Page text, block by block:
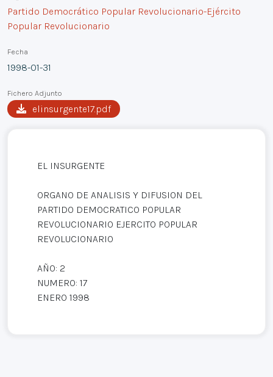
Partido Democrático Popular Revolucionario-Ejército
Popular Revolucionario
Fecha
1998-01-31
Fichero Adjunto
elinsurgente17.pdf
EL INSURGENTE
ORGANO DE ANALISIS Y DIFUSION DEL
PARTIDO DEMOCRATICO POPULAR
REVOLUCIONARIO EJERCITO POPULAR
REVOLUCIONARIO
AÑO: 2
NUMERO: 17
ENERO 1998